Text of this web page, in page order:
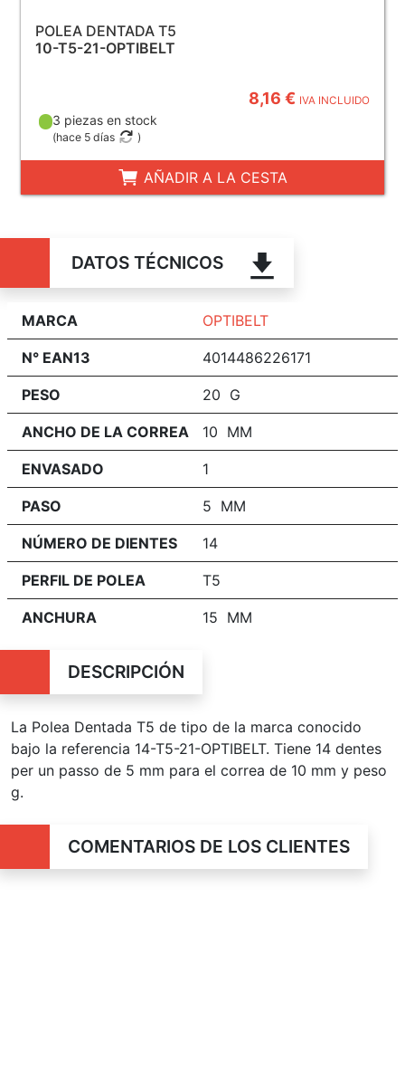
POLEA DENTADA T5
10-T5-21-OPTIBELT
8,16 € IVA INCLUIDO
3 piezas en stock
(hace 5 días )
AÑADIR A LA CESTA
DATOS TÉCNICOS
MARCA OPTIBELT
N° EAN13 4014486226171
PESO 20 G
ANCHO DE LA CORREA 10 MM
ENVASADO 1
PASO 5 MM
NÚMERO DE DIENTES 14
PERFIL DE POLEA T5
ANCHURA 15 MM
DESCRIPCIÓN
La Polea Dentada T5 de tipo de la marca conocido
bajo la referencia 14-T5-21-OPTIBELT. Tiene 14 dentes
per un passo de 5 mm para el correa de 10 mm y peso
g.
COMENTARIOS DE LOS CLIENTES